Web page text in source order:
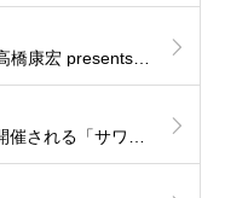
10月31日(土)千葉柏 Studio WUU「高橋康宏 presents 再会の音」へhozzyの出演が決定！
8/15(土)下北沢ろくでもない夜にて開催される「サワムカイナイト DAY.1」にhozzy & 田中ユウイチの出演が決定！